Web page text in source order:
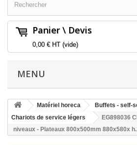
Panier \ Devis
0,00 €HT (vide)
MENU
Matériel horeca
Buffets - self-
Chariots de service légers
EG898036
niveaux - Plateaux 800x500mm 880x580x